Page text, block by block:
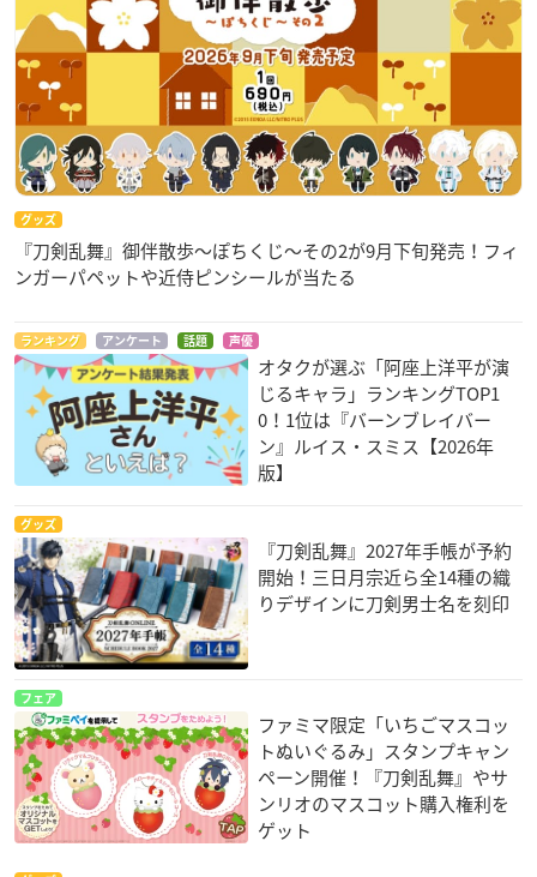
グッズ
『刀剣乱舞』御伴散歩～ぽちくじ～その2が9月下旬発売！フィ
ンガーパペットや近侍ピンシールが当たる
ランキング アンケート 話題 声優
オタクが選ぶ「阿座上洋平が演
じるキャラ」ランキングTOP1
0！1位は『バーンブレイバー
ン』ルイス・スミス【2026年
版】
グッズ
『刀剣乱舞』2027年手帳が予約
開始！三日月宗近ら全14種の織
りデザインに刀剣男士名を刻印
フェア
ファミマ限定「いちごマスコッ
トぬいぐるみ」スタンプキャン
ペーン開催！『刀剣乱舞』やサ
ンリオのマスコット購入権利を
ゲット